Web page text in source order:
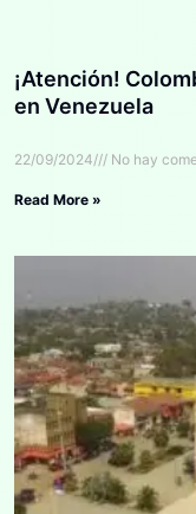
¡Atención!
en Venezuela
22/09/2024 No hay
Read More »